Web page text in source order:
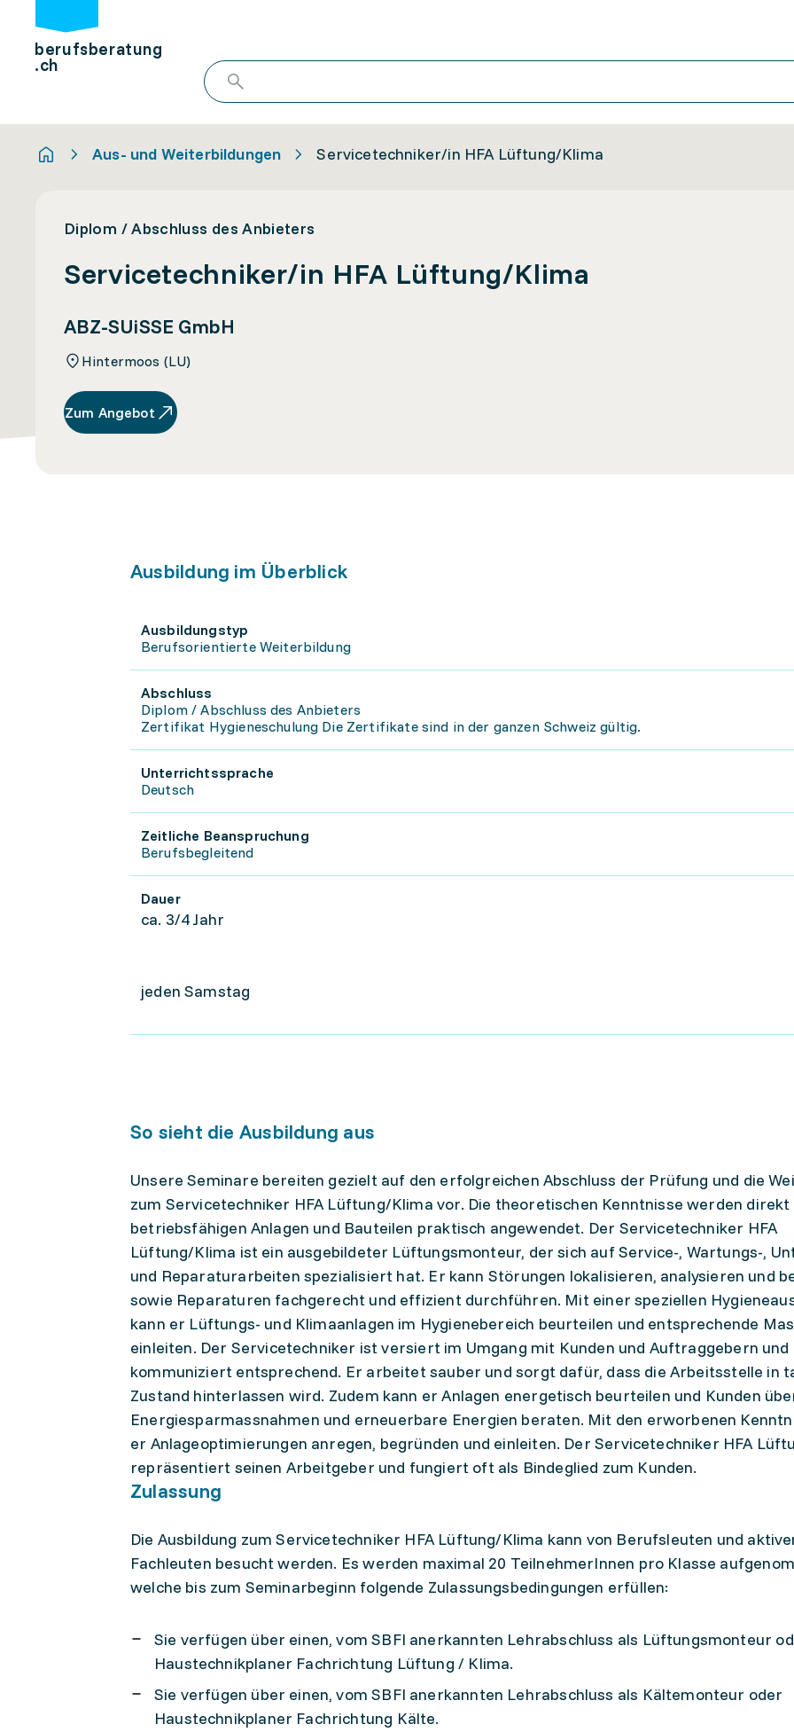
berufsberatung
.ch
Aus- und Weiterbildungen Servicetechniker/in HFA Lüftung/Klima
Diplom / Abschluss des Anbieters
Servicetechniker/in HFA Lüftung/Klima
ABZ-SUiSSE GmbH
Hintermoos (LU)
Zum Angebot
Ausbildung im Überblick
Ausbildungstyp
Berufsorientierte Weiterbildung
Abschluss
Diplom / Abschluss des Anbieters
Zertifikat Hygieneschulung Die Zertifikate sind in der ganzen Schweiz gültig.
Unterrichtssprache
Deutsch
Zeitliche Beanspruchung
Berufsbegleitend
Dauer
ca. 3/4 Jahr
jeden Samstag
So sieht die Ausbildung aus
Unsere Seminare bereiten gezielt auf den erfolgreichen Abschluss der Prüfung und die
zum Servicetechniker HFA Lüftung/Klima vor. Die theoretischen Kenntnisse werden direkt
betriebsfähigen Anlagen und Bauteilen praktisch angewendet. Der Servicetechniker HFA
Lüftung/Klima ist ein ausgebildeter Lüftungsmonteur, der sich auf Service-, Wartungs-,
und Reparaturarbeiten spezialisiert hat. Er kann Störungen lokalisieren, analysieren und
sowie Reparaturen fachgerecht und effizient durchführen. Mit einer speziellen
kann er Lüftungs- und Klimaanlagen im Hygienebereich beurteilen und entsprechende
einleiten. Der Servicetechniker ist versiert im Umgang mit Kunden und Auftraggebern und
kommuniziert entsprechend. Er arbeitet sauber und sorgt dafür, dass die Arbeitsstelle in
Zustand hinterlassen wird. Zudem kann er Anlagen energetisch beurteilen und Kunden
Energiesparmassnahmen und erneuerbare Energien beraten. Mit den erworbenen
er Anlageoptimierungen anregen, begründen und einleiten. Der Servicetechniker HFA
repräsentiert seinen Arbeitgeber und fungiert oft als Bindeglied zum Kunden.
Zulassung
Die Ausbildung zum Servicetechniker HFA Lüftung/Klima kann von Berufsleuten und
Fachleuten besucht werden. Es werden maximal 20 TeilnehmerInnen pro Klasse
welche bis zum Seminarbeginn folgende Zulassungsbedingungen erfüllen:
Sie verfügen über einen, vom SBFI anerkannten Lehrabschluss als Lüftungsmonteur
Haustechnikplaner Fachrichtung Lüftung / Klima.
Sie verfügen über einen, vom SBFI anerkannten Lehrabschluss als Kältemonteur oder
Haustechnikplaner Fachrichtung Kälte.